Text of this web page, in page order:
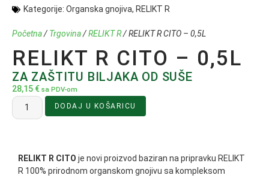
Kategorije: Organska gnojiva, RELIKT R
Početna/ Trgovina/RELIKT R/ RELIKT R CITO – 0,5L
RELIKT R CITO – 0,5L
ZA ZAŠTITU BILJAKA OD SUŠE
28,15 € sa PDV-om
DODAJ U KOŠARICU
RELIKT R CITO je novi proizvod baziran na pripravku RELIKT
R 100% prirodnom organskom gnojivu sa kompleksom